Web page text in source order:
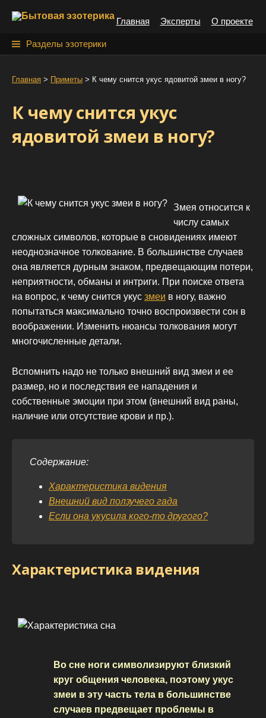
Главная Эксперты О проекте
Разделы эзотерики
й
Главная > Приметы > К чему снится укус ядовитой змеи в ногу?
К чему снится укус
ядовитой змеи в ногу?
Змея относится к
числу самых
сложных символов, которые в сновидениях имеют
неоднозначное толкование. В большинстве случаев
она является дурным знаком, предвещающим потери,
неприятности, обманы и интриги. При поиске ответа
на вопрос, к чему снится укус змеи в ногу, важно
попытаться максимально точно воспроизвести сон в
воображении. Изменить нюансы толкования могут
многочисленные детали.
Вспомнить надо не только внешний вид змеи и ее
размер, но и последствия ее нападения и
собственные эмоции при этом (внешний вид раны,
наличие или отсутствие крови и пр.).
Содержание:
Характеристика видения
Внешний вид ползучего гада
Если она укусила кого-то другого?
Характеристика видения
Во сне ноги символизируют близкий
круг общения человека, поэтому укус
змеи в эту часть тела в большинстве
случаев предвещает проблемы в